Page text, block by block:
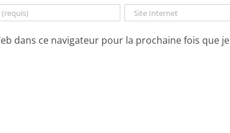
dans ce navigateur pour la prochaine fois que je